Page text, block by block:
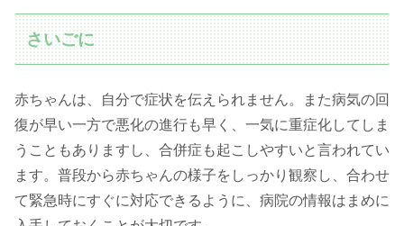
さいごに
赤ちゃんは、自分で症状を伝えられません。また病気の回
復が早い一方で悪化の進行も早く、一気に重症化してしま
うこともありますし、合併症も起こしやすいと言われてい
ます。普段から赤ちゃんの様子をしっかり観察し、合わせ
て緊急時にすぐに対応できるように、病院の情報はまめに